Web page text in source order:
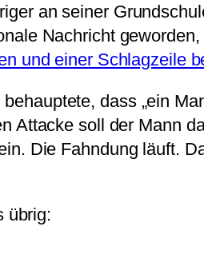
an seiner
Nachricht geworden,
und einer Schlagzeile
dass „ein
Attacke soll der Mann
Die Fahndung läuft.
übrig: